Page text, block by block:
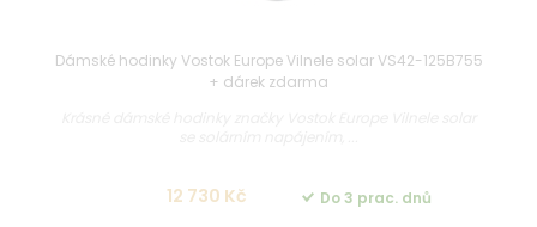
Dámské hodinky Vostok Europe Vilnele solar VS42-125B755
+ dárek zdarma
12 730 Kč Do 3 prac. dnů